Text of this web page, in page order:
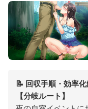
📝 回収手順・効率化
【分岐ルート】